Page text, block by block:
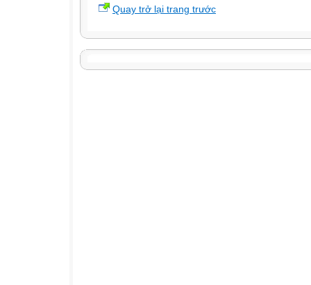
Quay trở lại trang trước